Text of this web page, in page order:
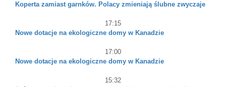
Koperta zamiast garnków. Polacy zmieniają ślubne zwyczaje
17:15
Nowe dotacje na ekologiczne domy w Kanadzie
17:00
Nowe dotacje na ekologiczne domy w Kanadzie
15:32